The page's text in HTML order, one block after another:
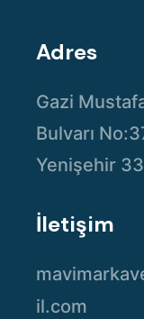
Adres
Gazi
Bulvarı
Yenişehir
İletişim
il.com